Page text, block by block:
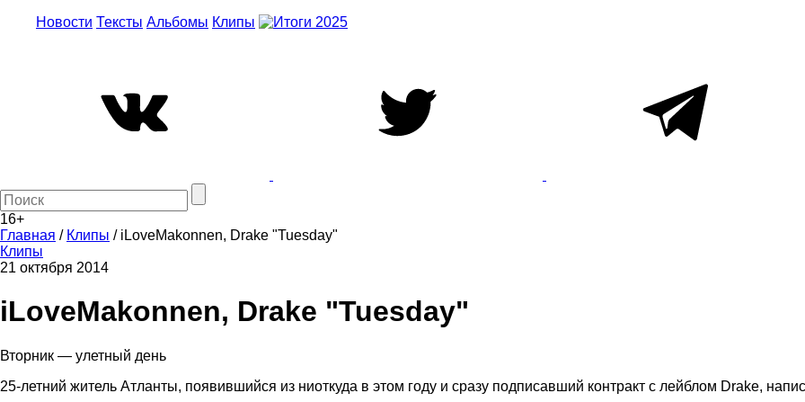
Новости Тексты Альбомы Клипы
16+
Главная / Клипы / iLoveMakonnen, Drake "Tuesday"
Клипы
21 октября 2014
iLoveMakonnen, Drake "Tuesday"
Вторник — улетный день
25-летний житель Атланты, появившийся из ниоткуда в этом году и сразу подписавший контракт с лейблом Drake,